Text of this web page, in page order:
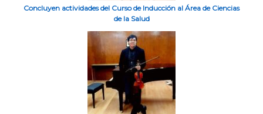
Concluyen actividades del Curso de Inducción al Área de Ciencias
de la Salud